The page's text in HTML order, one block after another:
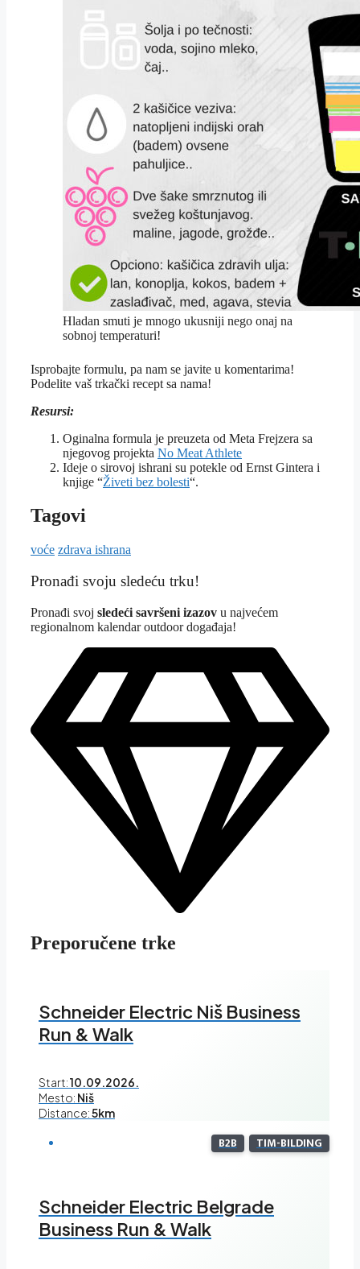
Hladan smuti je mnogo ukusniji nego onaj na
sobnoj temperaturi!
Isprobajte formulu, pa nam se javite u komentarima!
Podelite vaš trkački recept sa nama!
Resursi:
Oginalna formula je preuzeta od Meta Frejzera sa
njegovog projekta No Meat Athlete
Ideje o sirovoj ishrani su potekle od Ernst Gintera i
knjige “Živeti bez bolesti“.
Tagovi
voće zdrava ishrana
Pronađi svoju sledeću trku!
Pronađi svoj sledeći savršeni izazov u najvećem
regionalnom kalendar outdoor događaja!
Preporučene trke
Schneider Electric Niš Business
Run & Walk
Start:10.09.2026.
Mesto: Niš
Distance:5km
B2B TIM-BILDING
Schneider Electric Belgrade
Business Run & Walk